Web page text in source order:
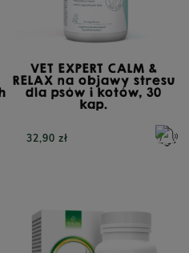
VET EXPERT CALM &
RELAX na objawy stresu
dla psów i kotów, 30
kap.
32,90 zł